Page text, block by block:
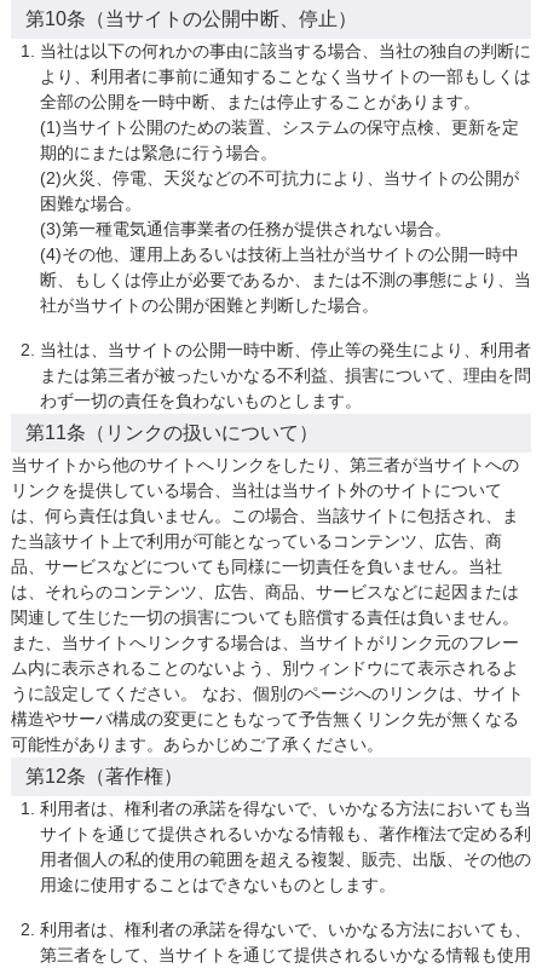
第10条（当サイトの公開中断、停止）
当社は以下の何れかの事由に該当する場合、当社の独自の判断に
より、利用者に事前に通知することなく当サイトの一部もしくは
全部の公開を一時中断、または停止することがあります。
(1)当サイト公開のための装置、システムの保守点検、更新を定
期的にまたは緊急に行う場合。
(2)火災、停電、天災などの不可抗力により、当サイトの公開が
困難な場合。
(3)第一種電気通信事業者の任務が提供されない場合。
(4)その他、運用上あるいは技術上当社が当サイトの公開一時中
断、もしくは停止が必要であるか、または不測の事態により、当
社が当サイトの公開が困難と判断した場合。
当社は、当サイトの公開一時中断、停止等の発生により、利用者
または第三者が被ったいかなる不利益、損害について、理由を問
わず一切の責任を負わないものとします。
第11条（リンクの扱いについて）
当サイトから他のサイトへリンクをしたり、第三者が当サイトへの
リンクを提供している場合、当社は当サイト外のサイトについて
は、何ら責任は負いません。この場合、当該サイトに包括され、ま
た当該サイト上で利用が可能となっているコンテンツ、広告、商
品、サービスなどについても同様に一切責任を負いません。当社
は、それらのコンテンツ、広告、商品、サービスなどに起因または
関連して生じた一切の損害についても賠償する責任は負いません。
また、当サイトへリンクする場合は、当サイトがリンク元のフレー
ム内に表示されることのないよう、別ウィンドウにて表示されるよ
うに設定してください。 なお、個別のページへのリンクは、サイト
構造やサーバ構成の変更にともなって予告無くリンク先が無くなる
可能性があります。あらかじめご了承ください。
第12条（著作権）
利用者は、権利者の承諾を得ないで、いかなる方法においても当
サイトを通じて提供されるいかなる情報も、著作権法で定める利
用者個人の私的使用の範囲を超える複製、販売、出版、その他の
用途に使用することはできないものとします。
利用者は、権利者の承諾を得ないで、いかなる方法においても、
第三者をして、当サイトを通じて提供されるいかなる情報も使用